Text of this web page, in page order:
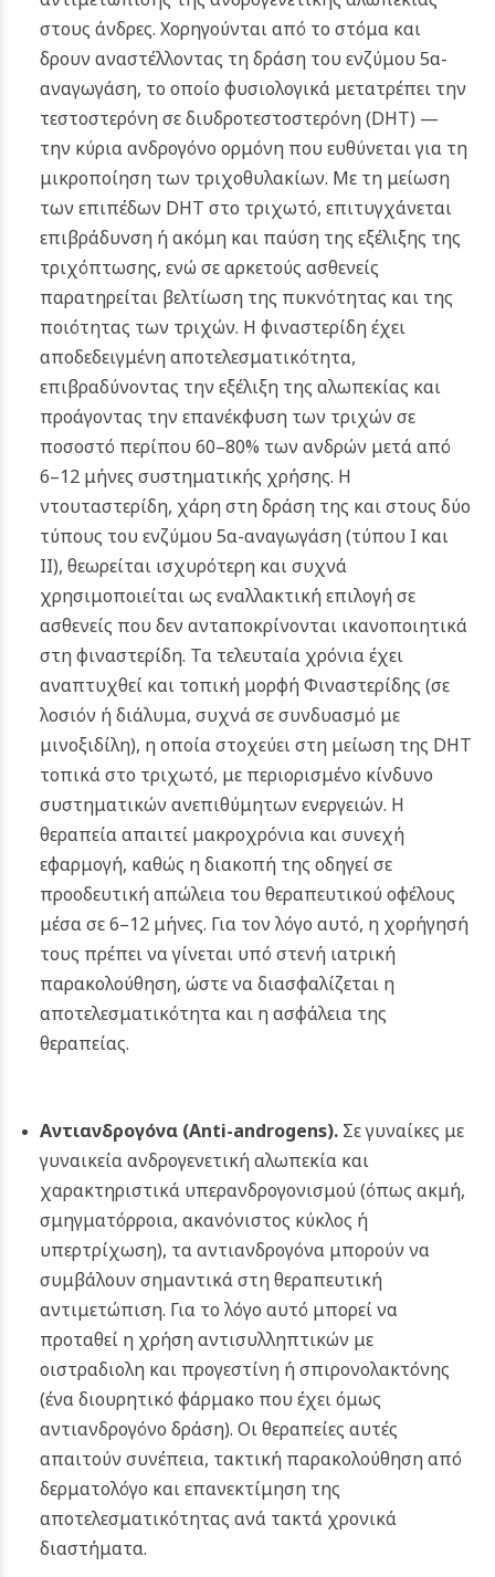
στους άνδρες. Χορηγούνται από το στόμα και
δρουν αναστέλλοντας τη δράση του ενζύμου 5α-
αναγωγάση, το οποίο φυσιολογικά μετατρέπει την
τεστοστερόνη σε διυδροτεστοστερόνη (DHT) —
την κύρια ανδρογόνο ορμόνη που ευθύνεται για τη
μικροποίηση των τριχοθυλακίων. Με τη μείωση
των επιπέδων DHT στο τριχωτό, επιτυγχάνεται
επιβράδυνση ή ακόμη και παύση της εξέλιξης της
τριχόπτωσης, ενώ σε αρκετούς ασθενείς
παρατηρείται βελτίωση της πυκνότητας και της
ποιότητας των τριχών. Η φιναστερίδη έχει
αποδεδειγμένη αποτελεσματικότητα,
επιβραδύνοντας την εξέλιξη της αλωπεκίας και
προάγοντας την επανέκφυση των τριχών σε
ποσοστό περίπου 60–80% των ανδρών μετά από
6–12 μήνες συστηματικής χρήσης. Η
ντουταστερίδη, χάρη στη δράση της και στους δύο
τύπους του ενζύμου 5α-αναγωγάση (τύπου I και
II), θεωρείται ισχυρότερη και συχνά
χρησιμοποιείται ως εναλλακτική επιλογή σε
ασθενείς που δεν ανταποκρίνονται ικανοποιητικά
στη φιναστερίδη. Τα τελευταία χρόνια έχει
αναπτυχθεί και τοπική μορφή Φιναστερίδης (σε
λοσιόν ή διάλυμα, συχνά σε συνδυασμό με
μινοξιδίλη), η οποία στοχεύει στη μείωση της DHT
τοπικά στο τριχωτό, με περιορισμένο κίνδυνο
συστηματικών ανεπιθύμητων ενεργειών. Η
θεραπεία απαιτεί μακροχρόνια και συνεχή
εφαρμογή, καθώς η διακοπή της οδηγεί σε
προοδευτική απώλεια του θεραπευτικού οφέλους
μέσα σε 6–12 μήνες. Για τον λόγο αυτό, η χορήγησή
τους πρέπει να γίνεται υπό στενή ιατρική
παρακολούθηση, ώστε να διασφαλίζεται η
αποτελεσματικότητα και η ασφάλεια της
θεραπείας.
Αντιανδρογόνα (Anti-androgens).Σε γυναίκες με
γυναικεία ανδρογενετική αλωπεκία και
χαρακτηριστικά υπερανδρογονισμού (όπως ακμή,
σμηγματόρροια, ακανόνιστος κύκλος ή
υπερτρίχωση), τα αντιανδρογόνα μπορούν να
συμβάλουν σημαντικά στη θεραπευτική
αντιμετώπιση. Για το λόγο αυτό μπορεί να
προταθεί η χρήση αντισυλληπτικών με
οιστραδιολη και προγεστίνη ή σπιρονολακτόνης
(ένα διουρητικό φάρμακο που έχει όμως
αντιανδρογόνο δράση). Οι θεραπείες αυτές
απαιτούν συνέπεια, τακτική παρακολούθηση από
δερματολόγο και επανεκτίμηση της
αποτελεσματικότητας ανά τακτά χρονικά
διαστήματα.